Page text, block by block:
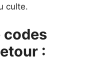
culte.
codes
: